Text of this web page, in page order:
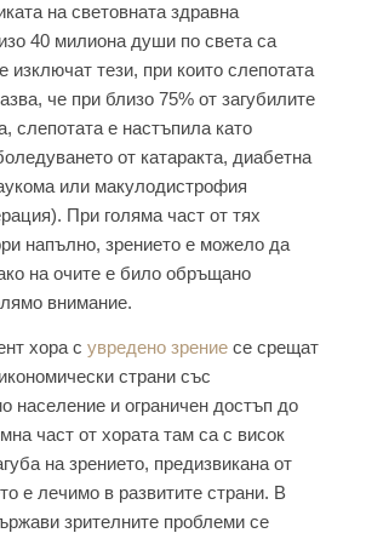
на световната здравна
40 милиона души по света са
изключат тези, при които слепотата
че при близо 75% от загубилите
слепотата е настъпила като
от катаракта, диабетна
или макулодистрофия
При голяма част от тях
напълно, зрението е можело да
на очите е било обръщано
внимание.
хора с увредено зрениесе срещат
страни със
население и ограничен достъп до
част от хората там са с висок
на зрението, предизвикана от
е лечимо в развитите страни. В
зрителните проблеми се